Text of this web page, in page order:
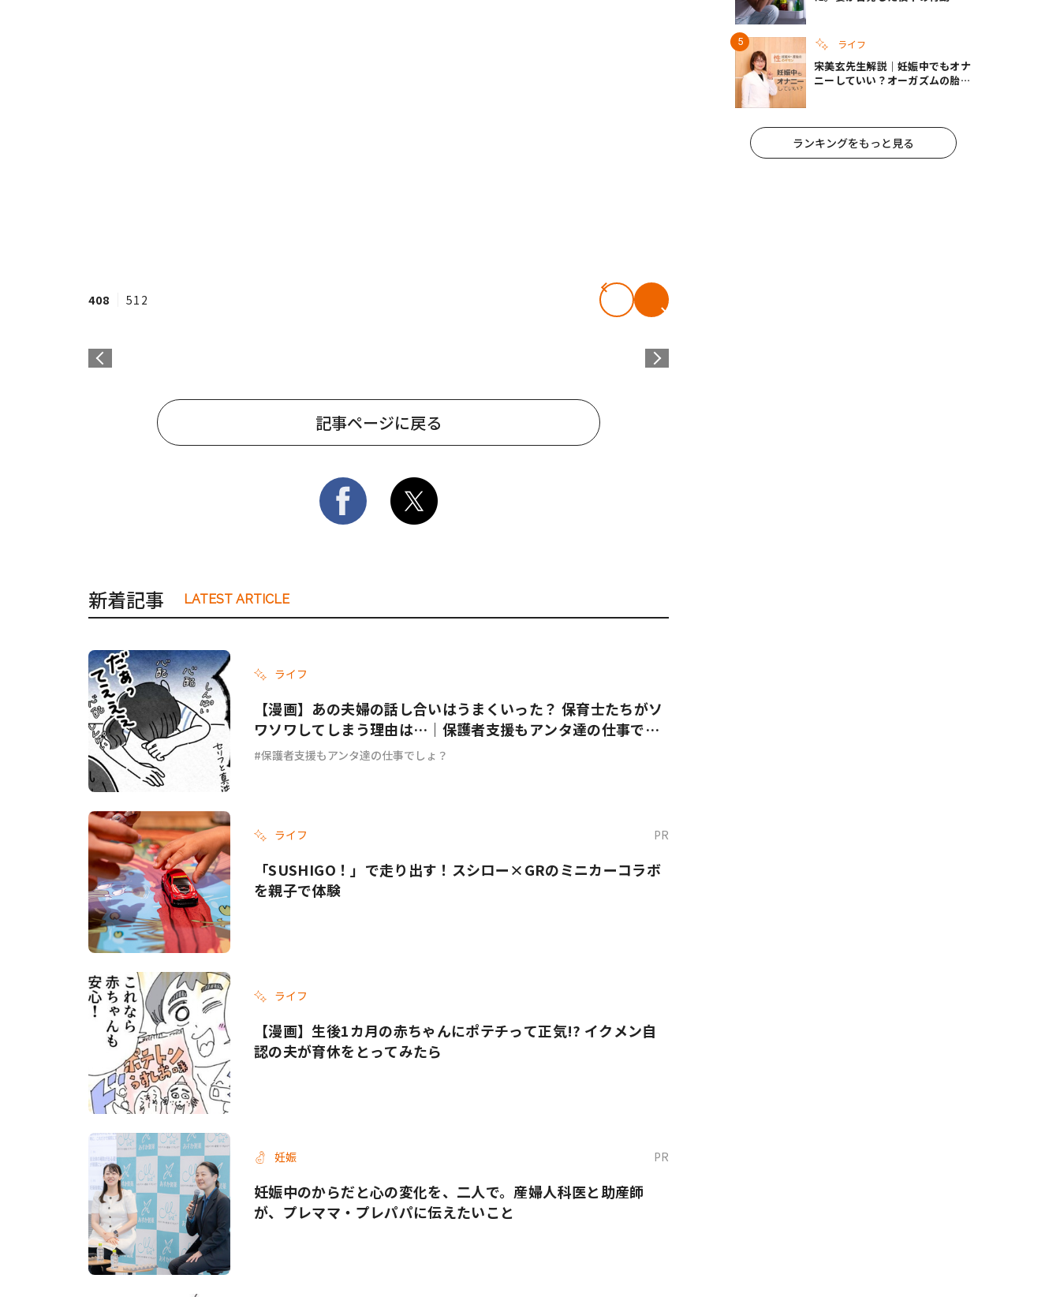
408 512
記事ページに戻る
新着記事 LATEST ARTICLE
ライフ
【漫画】あの夫婦の話し合いはうまくいった？ 保育士たちがソ
ワソワしてしまう理由は…｜保護者支援もアンタ達の仕事でし
ょ？ #69
保護者支援もアンタ達の仕事でしょ？
ライフ PR
「SUSHIGO！」で走り出す！スシロー×GRのミニカーコラボ
を親子で体験
ライフ
【漫画】生後1カ月の赤ちゃんにポテチって正気!? イクメン自
認の夫が育休をとってみたら
妊娠 PR
妊娠中のからだと心の変化を、二人で。産婦人科医と助産師
が、プレママ・プレパパに伝えたいこと
ライフ
宋美玄先生解説｜妊娠中でもオナ
ニーしていい？オーガズムの胎児
ランキングをもっと見る